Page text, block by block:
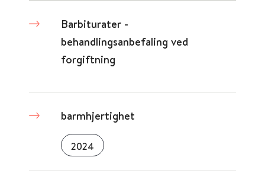
Barbiturater -
behandlingsanbefaling ved
forgiftning
barmhjertighet
2024